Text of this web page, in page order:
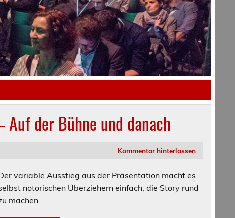
der Bühne und danach
Kommentar hinterlassen
variable Ausstieg aus der Präsentation macht es
notorischen Überziehern einfach, die Story rund
machen.